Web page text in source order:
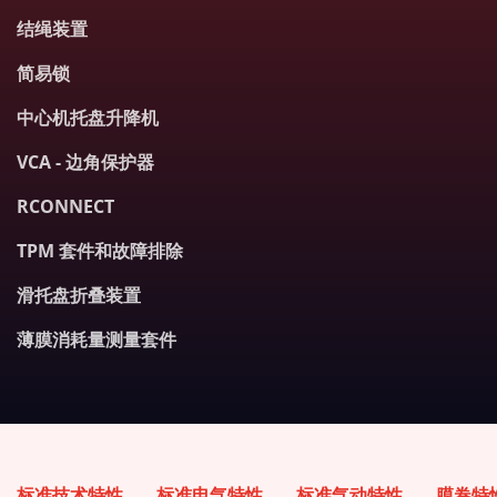
结绳装置
简易锁
中心机托盘升降机
VCA - 边角保护器
RCONNECT
TPM 套件和故障排除
滑托盘折叠装置
薄膜消耗量测量套件